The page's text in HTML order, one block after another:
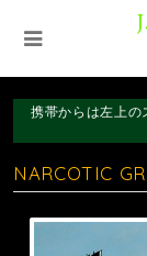
携帯からは左上の
NARCOTIC